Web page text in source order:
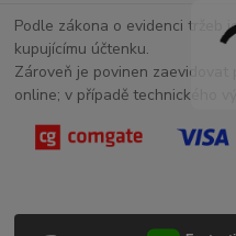
Podle zákona o evidenci tržeb
kupujícímu účtenku.
Zároveň je povinen
online; v případě technického